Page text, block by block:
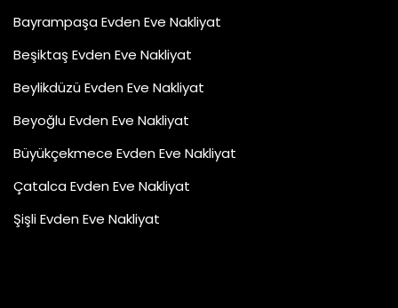
Bayrampaşa Evden Eve Nakliyat
Beşiktaş Evden Eve Nakliyat
Beylikdüzü Evden Eve Nakliyat
Beyoğlu Evden Eve Nakliyat
Büyükçekmece Evden Eve Nakliyat
Çatalca Evden Eve Nakliyat
Şişli Evden Eve Nakliyat